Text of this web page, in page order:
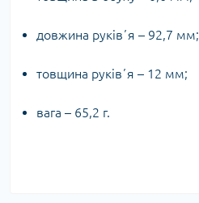
довжина руківʼя – 92,7 мм;
товщина руківʼя – 12 мм;
вага – 65,2 г.